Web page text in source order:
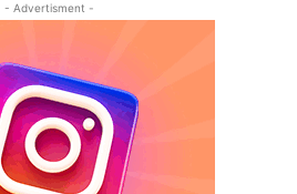
- Advertisment -